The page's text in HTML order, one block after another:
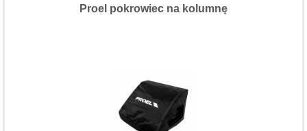
Proel pokrowiec na kolumnę